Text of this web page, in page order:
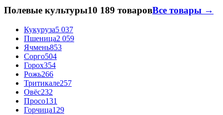
Полевые культуры10 189 товаровВсе товары →
Кукуруза5 037
Пшеница2 059
Ячмень853
Сорго504
Горох354
Рожь266
Тритикале257
Овёс232
Просо131
Горчица129